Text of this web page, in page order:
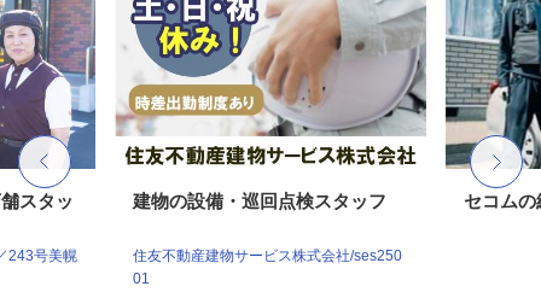
スタッ
243号美幌
建物の設備・巡回点検スタッフ
住友不動産建物サービス株式会社/ses250
01
セコムの